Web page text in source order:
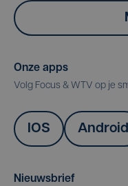
Onze apps
Volg Focus & WTV op je
IOS Android
Nieuwsbrief